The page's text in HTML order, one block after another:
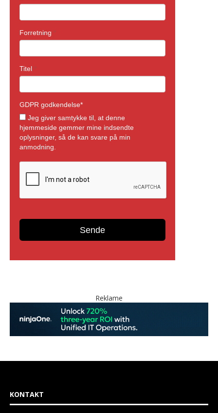
Reklame
KONTAKT